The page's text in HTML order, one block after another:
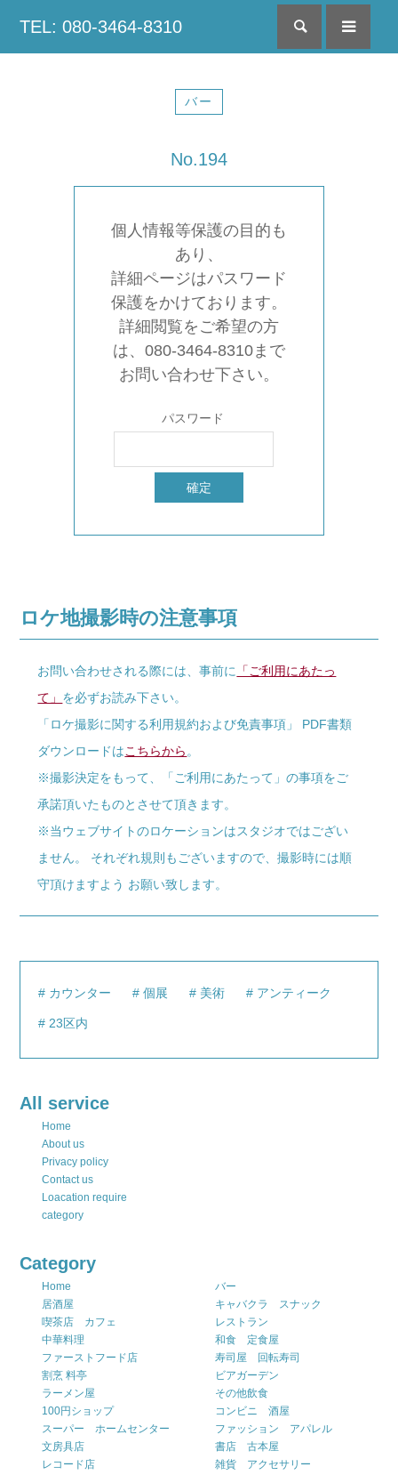
TEL: 080-3464-8310 検索
バー
No.194
個人情報等保護の目的も
あり、
詳細ページはパスワード
保護をかけております。
詳細閲覧をご希望の方
は、080-3464-8310まで
お問い合わせ下さい。
パスワード
ロケ地撮影時の注意事項
お問い合わせされる際には、事前に 「ご利用にあたっ
て」 を必ずお読み下さい。
「ロケ撮影に関する利用規約および免責事項」 PDF書類
ダウンロードはこちらから。
※撮影決定をもって、「ご利用にあたって」の事項をご
承諾頂いたものとさせて頂きます。
※当ウェブサイトのロケーションはスタジオではござい
ません。 それぞれ規則もございますので、撮影時には順
守頂けますよう お願い致します。
カウンター 個展 美術 アンティーク
23区内
All service
Home
About us
Privacy policy
Contact us
Loacation require
category
Category
Home
バー
居酒屋
キャバクラ スナック
喫茶店 カフェ
レストラン
中華料理
和食 定食屋
ファーストフード店
寿司屋 回転寿司
割烹 料亭
ビアガーデン
ラーメン屋
その他飲食
100円ショップ
コンビニ 酒屋
スーパー ホームセンター
ファッション アパレル
文房具店
書店 古本屋
レコード店
雑貨 アクセサリー